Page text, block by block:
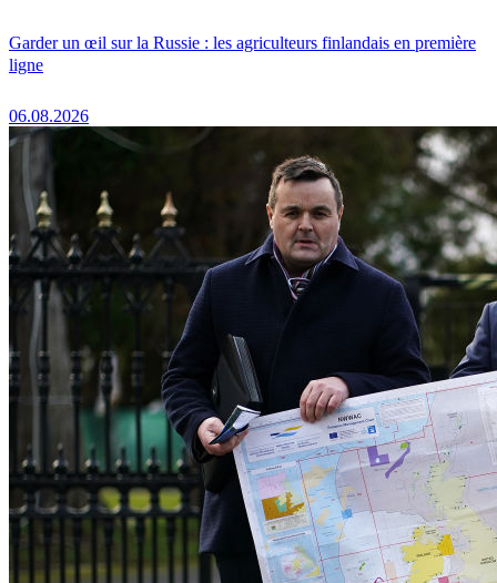
Garder un œil sur la Russie : les agriculteurs finlandais en première
ligne
06.08.2026